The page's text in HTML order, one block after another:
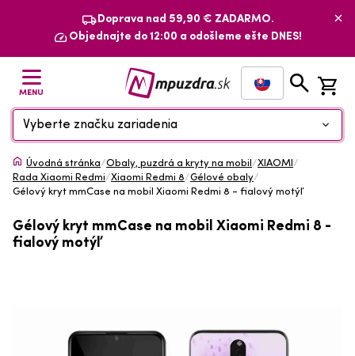
Doprava nad 59,90 € ZADARMO.
Objednajte do 12:00 a odošleme ešte DNES!
MENU
Vyberte značku zariadenia
Úvodná stránka/Obaly, puzdrá a kryty na mobil /XIAOMI /
Rada Xiaomi Redmi/Xiaomi Redmi 8/Gélové obaly/
Gélový kryt mmCase na mobil Xiaomi Redmi 8 - fialový motýľ
Gélový kryt mmCase na mobil Xiaomi Redmi 8 -
fialový motýľ